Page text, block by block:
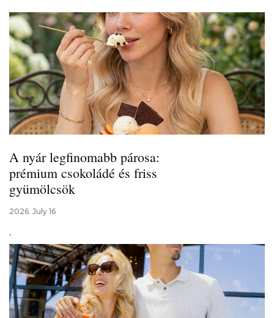
A nyár legfinomabb párosa:
prémium csokoládé és friss
gyümölcsök
2026. July 16
.